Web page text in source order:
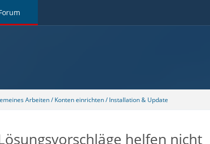
Arbeiten / Konten einrichten / Installation & Update
helfen nicht